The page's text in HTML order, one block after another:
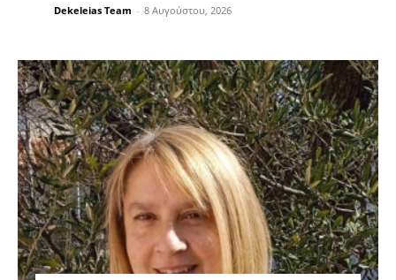
Dekeleias Team - 8 Αυγούστου, 2026